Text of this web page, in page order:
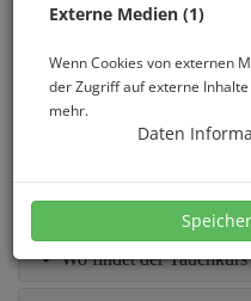
vorteilhaft sein. Beim SSI
Du verschiedene
Bedingungen und die
Bergen von Gegenständen.
Der Kurs besteht aus
(u.a. Onlinetraining) und
& Recovery Specialty
Wo findet der Tauchkurs
Externe Medien (1)
Wenn Cookies von externen
der Zugriff auf externe
mehr.
Daten